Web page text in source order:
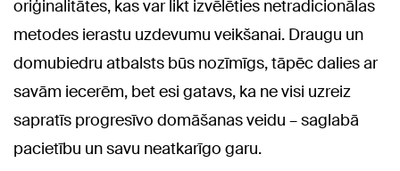
oriģinalitātes, kas var likt izvēlēties netradicionālas
metodes ierastu uzdevumu veikšanai. Draugu un
domubiedru atbalsts būs nozīmīgs, tāpēc dalies ar
savām iecerēm, bet esi gatavs, ka ne visi uzreiz
sapratīs progresīvo domāšanas veidu – saglabā
pacietību un savu neatkarīgo garu.